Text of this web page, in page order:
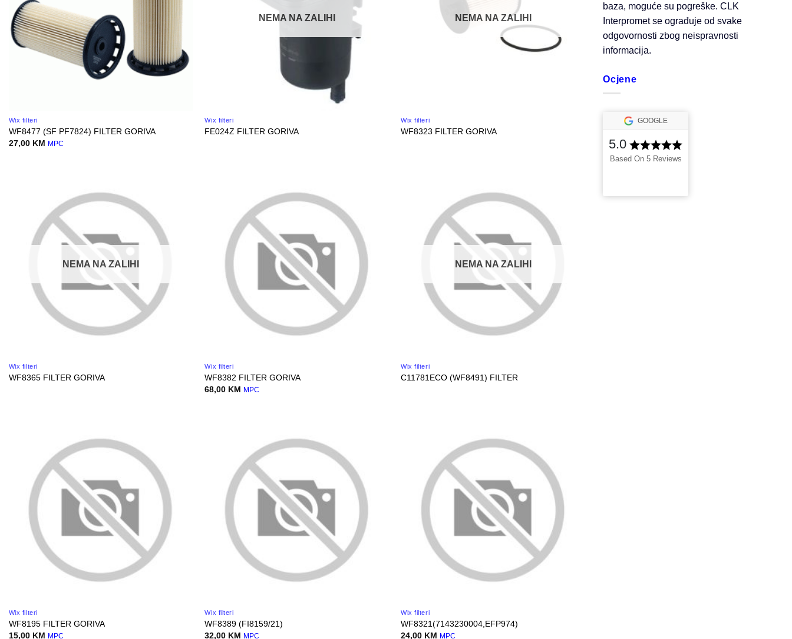
Wix filteri
WF8477 (SF PF7824) FILTER GORIVA
27,00 KM MPC
NEMA NA ZALIHI
Wix filteri
FE024Z FILTER GORIVA
NEMA NA ZALIHI
Wix filteri
WF8323 FILTER GORIVA
NEMA NA ZALIHI
Wix filteri
WF8365 FILTER GORIVA
Wix filteri
WF8382 FILTER GORIVA
68,00 KM MPC
NEMA NA ZALIHI
Wix filteri
C11781ECO (WF8491) FILTER
Wix filteri
WF8195 FILTER GORIVA
15,00 KM MPC
Wix filteri
WF8389 (FI8159/21)
32,00 KM MPC
Wix filteri
WF8321(7143230004,EFP974)
24,00 KM MPC
baza, moguće su pogreške. CLK
Interpromet se ograđuje od svake
odgovornosti zbog neispravnosti
informacija.
Ocjene
GOOGLE
5.0
Based On 5 Reviews